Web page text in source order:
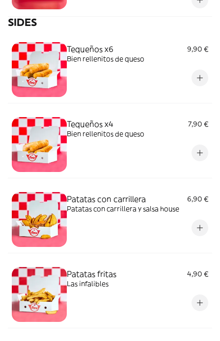
SIDES
Tequeños x6
9,90 €
Bien rellenitos de queso
Tequeños x4
7,90 €
Bien rellenitos de queso
Patatas con carrillera
6,90 €
Patatas con carrillera y salsa house
Patatas fritas
4,90 €
Las infalibles